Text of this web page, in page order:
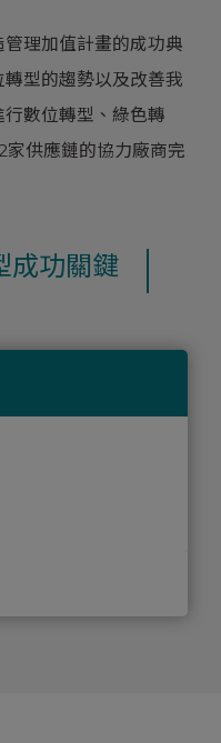
理加值計畫的成功典
型的趨勢以及改善我
數位轉型、綠色轉
供應鏈的協力廠商完
成功關鍵